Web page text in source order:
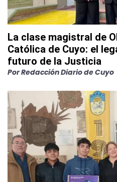
La clase magistral de
Católica de Cuyo: el
futuro de la Justicia
PorRedacción Diario de Cuyo